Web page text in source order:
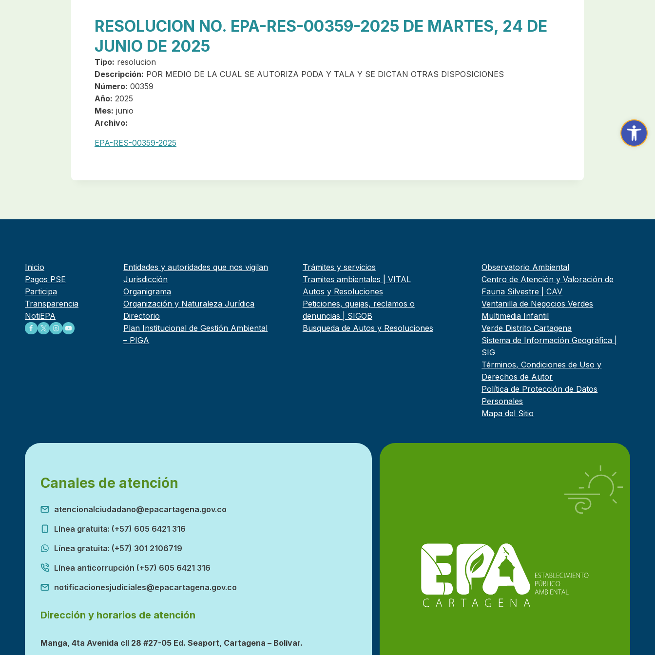
Abrir
RESOLUCION NO. EPA-RES-00359-2025 DE MARTES, 24 DE
JUNIO DE 2025
Tipo: resolucion
Descripción: POR MEDIO DE LA CUAL SE AUTORIZA PODA Y TALA Y SE DICTAN OTRAS DISPOSICIONES
Número: 00359
Año: 2025
Mes: junio
Archivo:
EPA-RES-00359-2025
Inicio
Pagos PSE
Participa
Transparencia
NotiEPA
Entidades y autoridades que nos vigilan
Jurisdicción
Organigrama
Organización y Naturaleza Jurídica
Directorio
Plan Institucional de Gestión Ambiental
– PIGA
Trámites y servicios
Tramites ambientales | VITAL
Autos y Resoluciones
Peticiones, quejas, reclamos o
denuncias | SIGOB
Busqueda de Autos y Resoluciones
Observatorio Ambiental
Centro de Atención y Valoración de
Fauna Silvestre | CAV
Ventanilla de Negocios Verdes
Multimedia Infantil
Verde Distrito Cartagena
Sistema de Información Geográfica |
SIG
Términos, Condiciones de Uso y
Derechos de Autor
Política de Protección de Datos
Personales
Mapa del Sitio
Canales de atención
atencionalciudadano@epacartagena.gov.co
Línea gratuita: (+57) 605 6421 316
Línea gratuita: (+57) 301 2106719
Línea anticorrupción (+57) 605 6421 316
notificacionesjudiciales@epacartagena.gov.co
Dirección y horarios de atención
Manga, 4ta Avenida cll 28 #27-05 Ed. Seaport, Cartagena – Bolívar.